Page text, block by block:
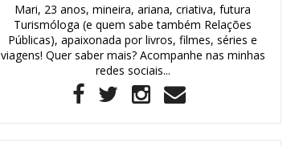
Mari, 23 anos, mineira, ariana, criativa, futura
Turismóloga (e quem sabe também Relações
Públicas), apaixonada por livros, filmes, séries e
viagens! Quer saber mais? Acompanhe nas minhas
redes sociais...